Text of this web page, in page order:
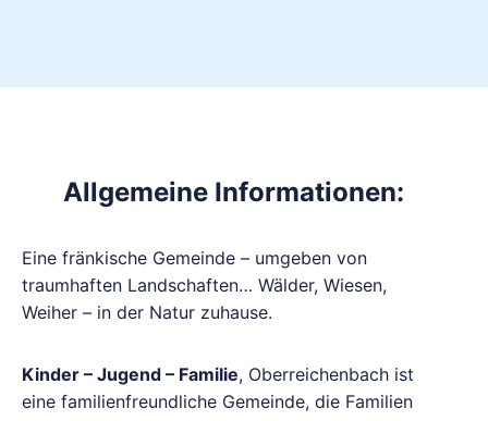
Allgemeine Informationen:
Eine fränkische Gemeinde – umgeben von
traumhaften Landschaften… Wälder, Wiesen,
Weiher – in der Natur zuhause.
Kinder – Jugend – Familie, Oberreichenbach ist
eine familienfreundliche Gemeinde, die Familien